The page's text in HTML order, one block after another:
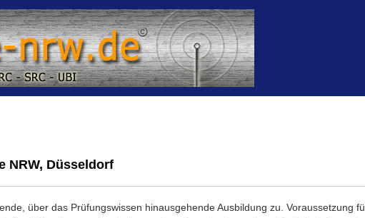
NRW, Düsseldorf
über das Prüfungswissen hinausgehende Ausbildung zu. Voraussetzung